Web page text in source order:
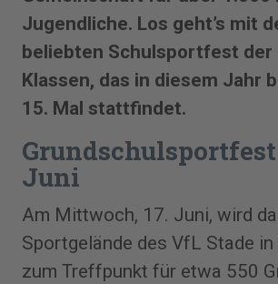
Jugendliche. Los geht’s mit
beliebten Schulsportfest der
Klassen, das in diesem Jahr
15. Mal stattfindet.
Grundschulsportfest
Juni
Am Mittwoch, 17. Juni, wird
Sportgelände des VfL Stade
zum Treffpunkt für etwa 550